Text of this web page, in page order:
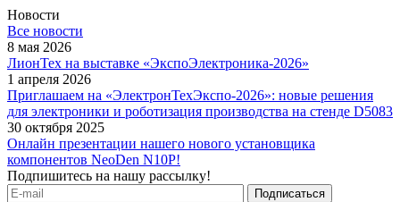
Новости
Все новости
8 мая 2026
ЛионТех на выставке «ЭкспоЭлектроника-2026»
1 апреля 2026
Приглашаем на «ЭлектронТехЭкспо-2026»: новые решения
для электроники и роботизация производства на стенде D5083
30 октября 2025
Онлайн презентации нашего нового установщика
компонентов NeoDen N10P!
Подпишитесь на нашу рассылку!